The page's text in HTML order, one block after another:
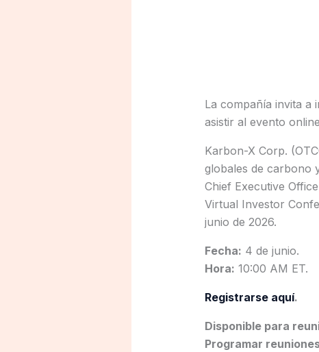
La compañía invita a
asistir al evento
Karbon-X Corp.
globales de carbono
Chief Executive
Virtual Investor
junio de 2026.
Fecha: 4 de junio.
Hora: 10:00 AM ET.
Registrarse aquí.
Disponible para
Programar reuniones